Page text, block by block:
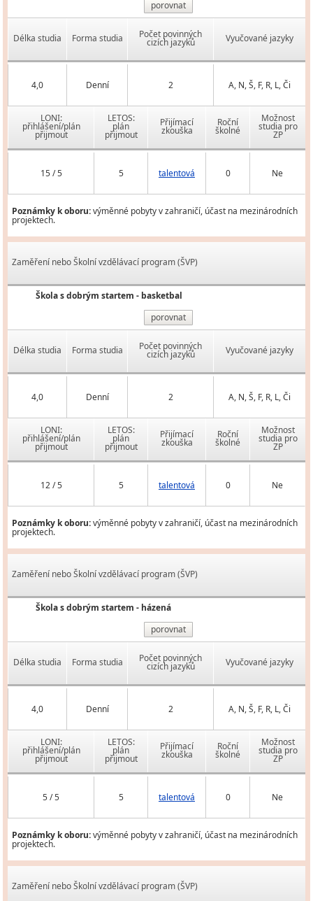
porovnat
Délka studia Forma studia Počet povinných
cizích jazyků Vyučované jazyky
4,0 Denní 2 A, N, Š, F, R, L, Či
LONI:
přihlášení/plán
přijmout
LETOS:
plán
přijmout
Přijímací
zkouška
Roční
školné
Možnost
studia pro
ZP
15 / 5 5 talentová 0 Ne
Poznámky k oboru:výměnné pobyty v zahraničí, účast na mezinárodních
projektech.
Zaměření nebo Školní vzdělávací program (ŠVP)
Škola s dobrým startem - basketbal
porovnat
Délka studia Forma studia Počet povinných
cizích jazyků Vyučované jazyky
4,0 Denní 2 A, N, Š, F, R, L, Či
LONI:
přihlášení/plán
přijmout
LETOS:
plán
přijmout
Přijímací
zkouška
Roční
školné
Možnost
studia pro
ZP
12 / 5 5 talentová 0 Ne
Poznámky k oboru:výměnné pobyty v zahraničí, účast na mezinárodních
projektech.
Zaměření nebo Školní vzdělávací program (ŠVP)
Škola s dobrým startem - házená
porovnat
Délka studia Forma studia Počet povinných
cizích jazyků Vyučované jazyky
4,0 Denní 2 A, N, Š, F, R, L, Či
LONI:
přihlášení/plán
přijmout
LETOS:
plán
přijmout
Přijímací
zkouška
Roční
školné
Možnost
studia pro
ZP
5 / 5 5 talentová 0 Ne
Poznámky k oboru:výměnné pobyty v zahraničí, účast na mezinárodních
projektech.
Zaměření nebo Školní vzdělávací program (ŠVP)